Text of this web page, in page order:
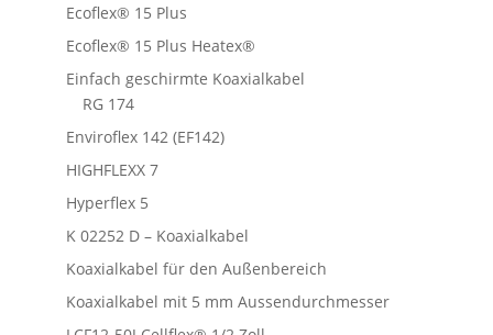
Ecoflex® 15 Plus
Ecoflex® 15 Plus Heatex®
Einfach geschirmte Koaxialkabel
RG 174
Enviroflex 142 (EF142)
HIGHFLEXX 7
Hyperflex 5
K 02252 D – Koaxialkabel
Koaxialkabel für den Außenbereich
Koaxialkabel mit 5 mm Aussendurchmesser